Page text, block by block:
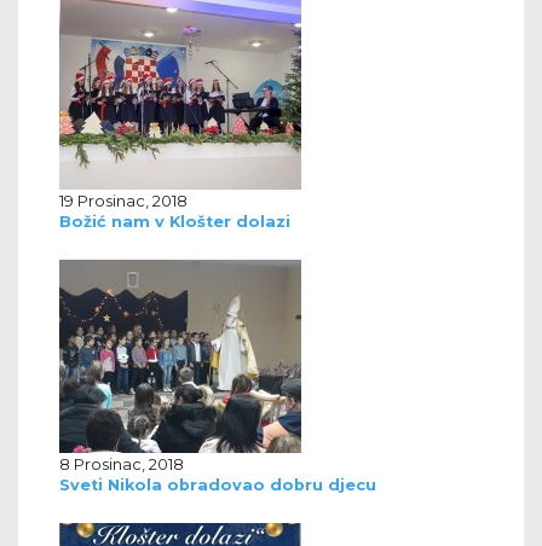
19 Prosinac, 2018
Božić nam v Klošter dolazi
8 Prosinac, 2018
Sveti Nikola obradovao dobru djecu